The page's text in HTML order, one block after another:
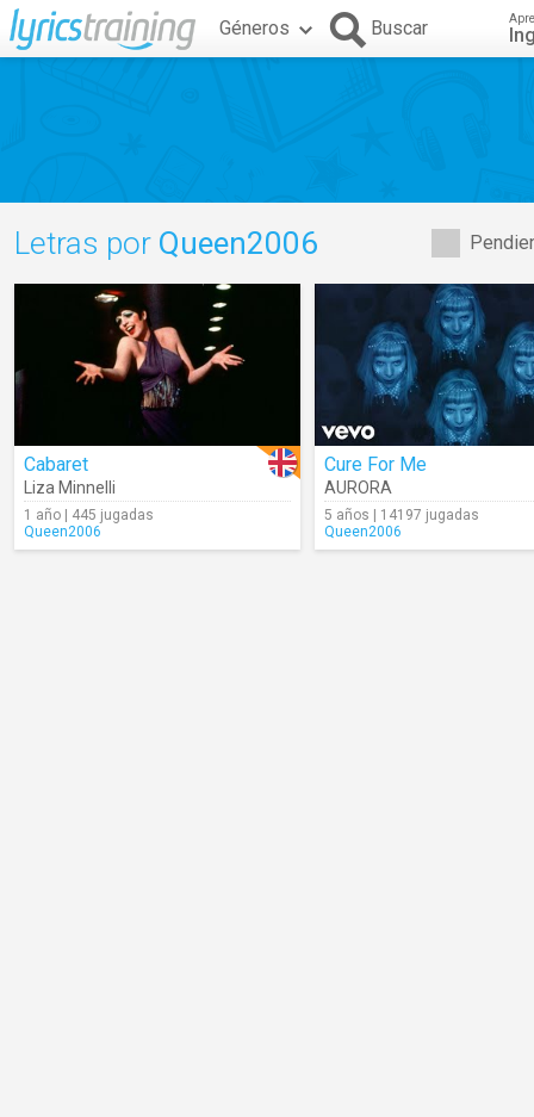
Géneros Buscar
Letras por Queen2006
Cabaret
Liza Minnelli
1 año | 445 jugadas
Queen2006
Cure For Me
AURORA
5 años | 14197 jugadas
Queen2006